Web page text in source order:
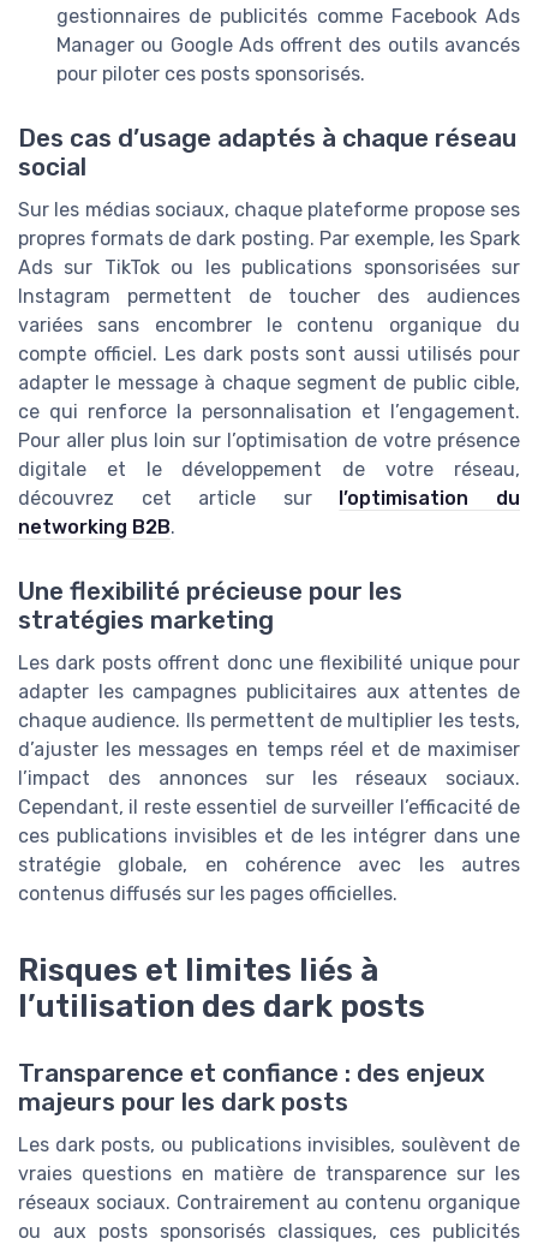
gestionnaires de publicités comme Facebook Ads
Manager ou Google Ads offrent des outils avancés
pour piloter ces posts sponsorisés.
Des cas d’usage adaptés à chaque réseau
social
Sur les médias sociaux, chaque plateforme propose ses
propres formats de dark posting. Par exemple, les Spark
Ads sur TikTok ou les publications sponsorisées sur
Instagram permettent de toucher des audiences
variées sans encombrer le contenu organique du
compte officiel. Les dark posts sont aussi utilisés pour
adapter le message à chaque segment de public cible,
ce qui renforce la personnalisation et l’engagement.
Pour aller plus loin sur l’optimisation de votre présence
digitale et le développement de votre réseau,
découvrez cet article sur l’optimisation du
networking B2B.
Une flexibilité précieuse pour les
stratégies marketing
Les dark posts offrent donc une flexibilité unique pour
adapter les campagnes publicitaires aux attentes de
chaque audience. Ils permettent de multiplier les tests,
d’ajuster les messages en temps réel et de maximiser
l’impact des annonces sur les réseaux sociaux.
Cependant, il reste essentiel de surveiller l’efficacité de
ces publications invisibles et de les intégrer dans une
stratégie globale, en cohérence avec les autres
contenus diffusés sur les pages officielles.
Risques et limites liés à
l’utilisation des dark posts
Transparence et confiance : des enjeux
majeurs pour les dark posts
Les dark posts, ou publications invisibles, soulèvent de
vraies questions en matière de transparence sur les
réseaux sociaux. Contrairement au contenu organique
ou aux posts sponsorisés classiques, ces publicités